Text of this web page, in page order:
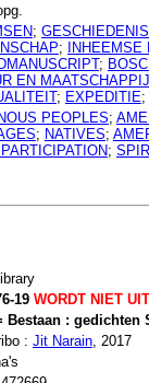
;
;
;
EN MAATSCHAPPIJ
; EXPEDITIE;
PEOPLES;
; NATIVES;
;
19WORDT NIET
Bestaan : gedichten
: Jit Narain, 2017